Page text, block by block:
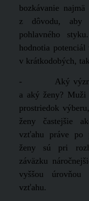
bozkávanie
z dôvodu, aby
pohlavného
hodnotia
v krátkodobých,
- Aký význam
a aký ženy? Muži
prostriedok
ženy častejšie
vzťahu práve po
ženy sú pri
záväzku
vyššou
vzťahu.